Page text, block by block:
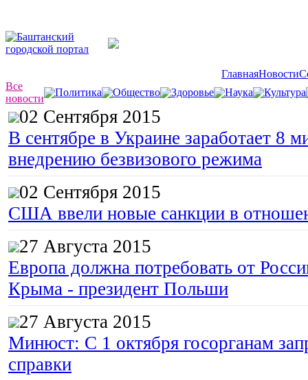
ГлавнаяНовости
Все
новости
Политика Общество Здоровье Наука Культура
02 Сентября 2015
В сентябре в Украине заработает 8
внедрению безвизового режима
02 Сентября 2015
США ввели новые санкции в
27 Августа 2015
Европа должна потребовать от
Крыма - президент Польши
27 Августа 2015
Минюст: С 1 октября госорганам
справки